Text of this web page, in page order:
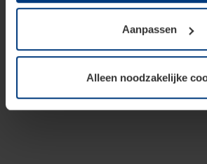
van deze pagina's absoluut vereist is.
soorten cookies is uw toestemming
toestemming kunt u op elk moment bij
wijzigen of herroepen.
Aanpassen
Alleen noodzakelijke